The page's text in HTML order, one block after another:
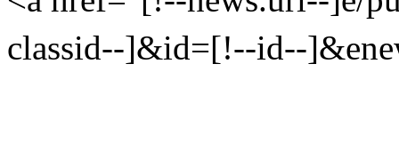
classid--]&id=[!--id--